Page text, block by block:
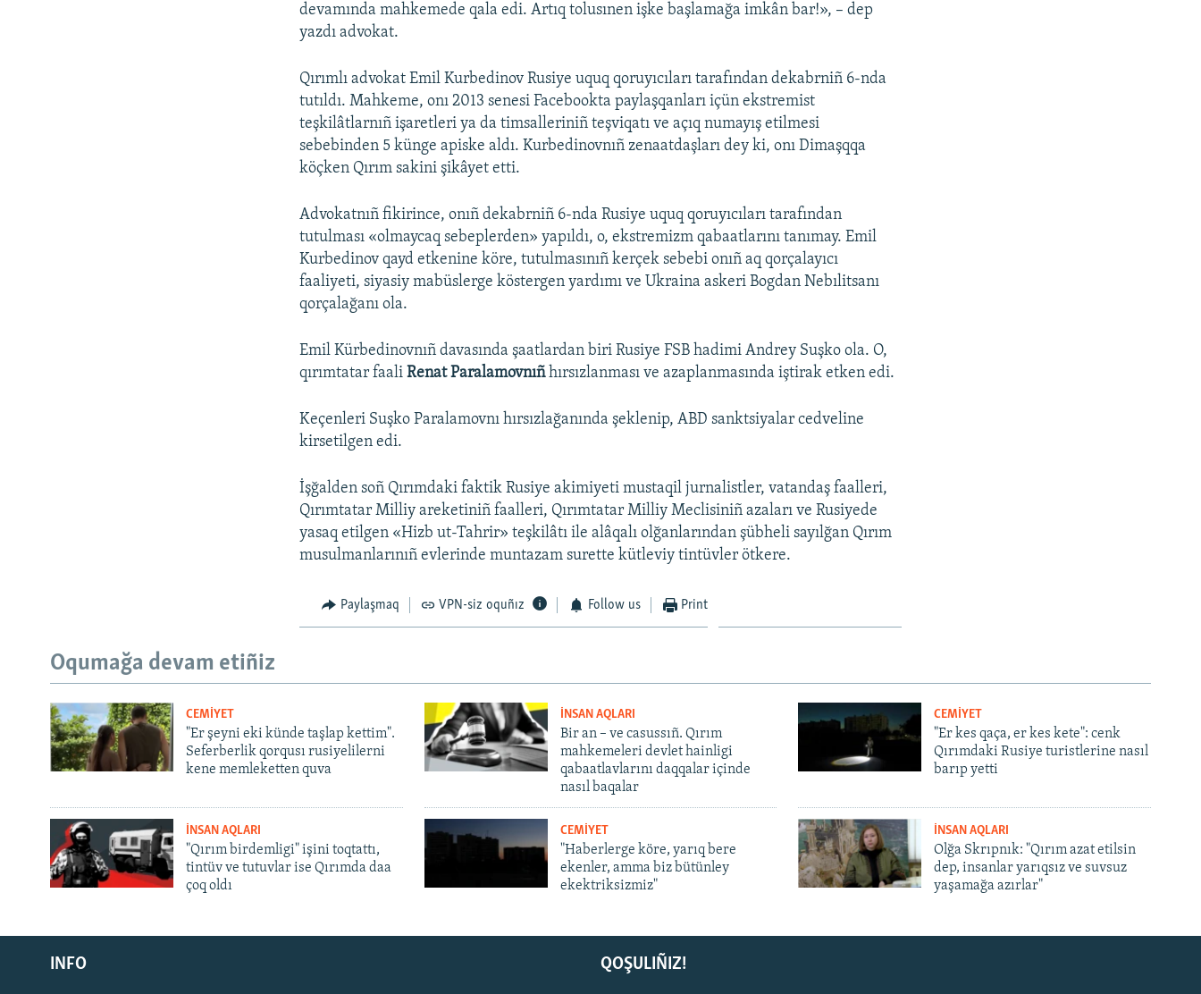
Русский
Українською
devamında mahkemede qala edi. Artıq tolusınen işke başlamağa imkân bar!», – dep
yazdı advokat.
Qırımlı advokat Emil Kurbedinov Rusiye uquq qoruyıcıları tarafından dekabrniñ 6-nda
tutıldı. Mahkeme, onı 2013 senesi Facebookta paylaşqanları içün ekstremist
teşkilâtlarnıñ işaretleri ya da timsalleriniñ teşviqatı ve açıq numayış etilmesi
sebebinden 5 künge apiske aldı. Kurbedinovnıñ zenaatdaşları dey ki, onı Dimaşqqa
köçken Qırım sakini şikâyet etti.
Advokatnıñ fikirince, onıñ dekabrniñ 6-nda Rusiye uquq qoruyıcıları tarafından
tutulması «olmaycaq sebeplerden» yapıldı, o, ekstremizm qabaatlarını tanımay. Emil
Kurbedinov qayd etkenine köre, tutulmasınıñ kerçek sebebi onıñ aq qorçalayıcı
faaliyeti, siyasiy mabüslerge köstergen yardımı ve Ukraina askeri Bogdan Nebılitsanı
qorçalağanı ola.
Emil Kürbedinovnıñ davasında şaatlardan biri Rusiye FSB hadimi Andrey Suşko ola. O,
qırımtatar faaliRenat Paralamovnıñhırsızlanması ve azaplanmasında iştirak etken edi.
Keçenleri Suşko Paralamovnı hırsızlağanında şeklenip, ABD sanktsiyalar cedveline
kirsetilgen edi.
İşğalden soñ Qırımdaki faktik Rusiye akimiyeti mustaqil jurnalistler, vatandaş faalleri,
Qırımtatar Milliy areketiniñ faalleri, Qırımtatar Milliy Meclisiniñ azaları ve Rusiyede
yasaq etilgen «Hizb ut-Tahrir» teşkilâtı ile alâqalı olğanlarından şübheli sayılğan Qırım
musulmanlarınıñ evlerinde muntazam surette kütleviy tintüvler ötkere.
Paylaşmaq VPN-siz oquñız Follow us Print
Oqumağa devam etiñiz
CEMİYET
"Er şeyni eki künde taşlap kettim".
Seferberlik qorqusı rusiyelilerni
kene memleketten quva
İNSAN AQLARI
Bir an – ve casussıñ. Qırım
mahkemeleri devlet hainligi
qabaatlavlarını daqqalar içinde
nasıl baqalar
CEMİYET
"Er kes qaça, er kes kete": cenk
Qırımdaki Rusiye turistlerine nasıl
barıp yetti
İNSAN AQLARI
"Qırım birdemligi" işini toqtattı,
tintüv ve tutuvlar ise Qırımda daa
çoq oldı
CEMİYET
"Haberlerge köre, yarıq bere
ekenler, amma biz bütünley
ekektriksizmiz"
İNSAN AQLARI
Olğa Skrıpnık: "Qırım azat etilsin
dep, insanlar yarıqsız ve suvsuz
yaşamağa azırlar"
QOŞULIÑIZ!
INFO